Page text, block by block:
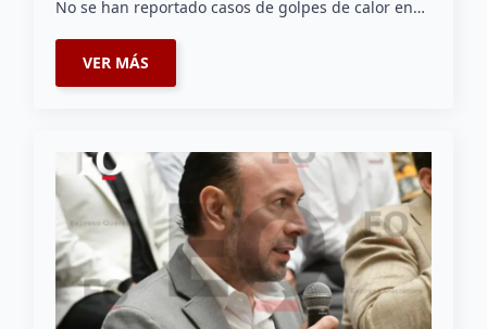
No se han reportado casos de golpes de calor en…
VER MÁS